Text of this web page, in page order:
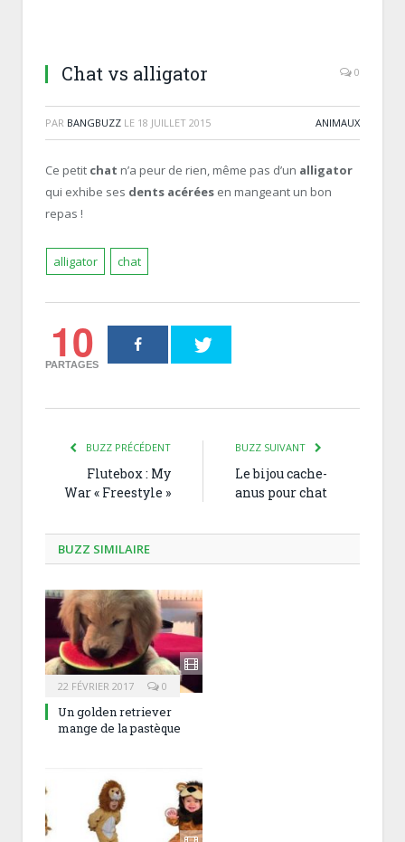
Chat vs alligator 0
PAR BANGBUZZ LE 18 JUILLET 2015 ANIMAUX
Ce petit chat n’a peur de rien, même pas d’un alligator
qui exhibe ses dents acérées en mangeant un bon
repas !
alligator chat
10
PARTAGES
BUZZ PRÉCÉDENT
Flutebox : My
War « Freestyle »
BUZZ SUIVANT
Le bijou cache-
anus pour chat
BUZZ SIMILAIRE
22 FÉVRIER 2017 0
Un golden retriever
mange de la pastèque